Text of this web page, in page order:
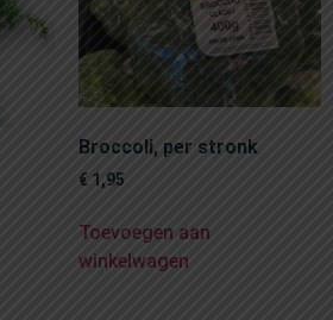
Broccoli, per stronk
€ 1,95
Toevoegen aan
winkelwagen